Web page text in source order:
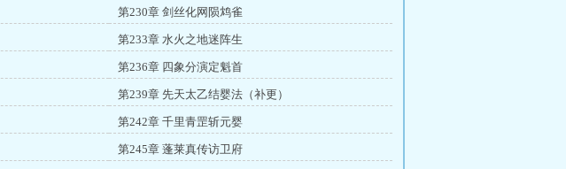
第230章 剑丝化网陨鸩雀
第233章 水火之地迷阵生
第236章 四象分演定魁首
第239章 先天太乙结婴法（补更）
第242章 千里青罡斩元婴
第245章 蓬莱真传访卫府